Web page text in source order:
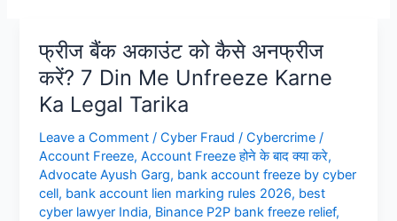
फ्रीज बैंक अकाउंट को कैसे अनफ्रीज
करें? 7 Din Me Unfreeze Karne
Ka Legal Tarika
Leave a Comment /Cyber Fraud /Cybercrime/
Account Freeze,Account Freeze होने के बाद क्या करे,
Advocate Ayush Garg, bank account freeze by cyber
cell, bank account lien marking rules 2026, best
cyber lawyer India, Binance P2P bank freeze relief,